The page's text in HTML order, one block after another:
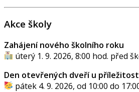
Akce školy
Zahájení nového školního roku
úterý 1. 9. 2026, 8:00 hod. před
Den otevřených dveří u
pátek 4. 9. 2026, od 10:00 do